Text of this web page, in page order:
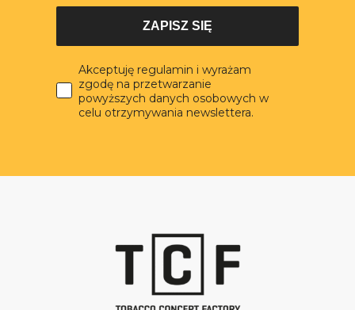
ZAPISZ SIĘ
Akceptuję regulamin i wyrażam
zgodę na przetwarzanie
powyższych danych osobowych w
celu otrzymywania newslettera.